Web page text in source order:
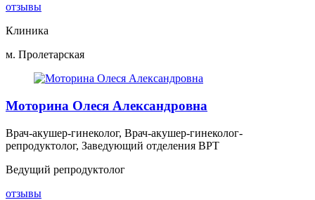
отзывы
Клиника
м. Пролетарская
Моторина Олеся Александровна
Врач-акушер-гинеколог, Врач-акушер-гинеколог-
репродуктолог, Заведующий отделения ВРТ
Ведущий репродуктолог
отзывы